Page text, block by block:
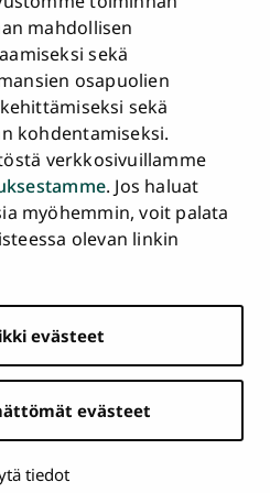
mahdollisen
sekä
osapuolien
sekä
kohdentamiseksi.
verkkosivuillamme
. Jos haluat
myöhemmin, voit palata
olevan linkin
evästeet
evästeet
tiedot
tietopyynnöt
Turun